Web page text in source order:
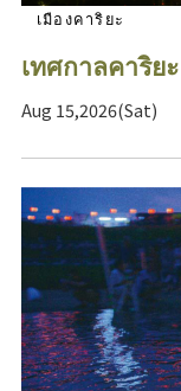
เมืองคาริยะ
เทศกาลคาริย
Aug 15,2026(Sat)